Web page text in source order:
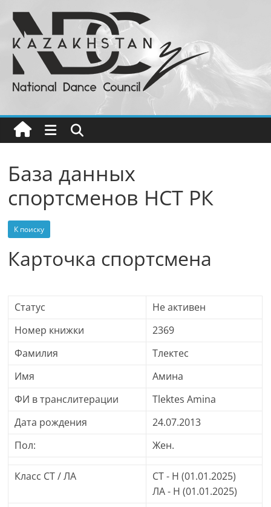
содержимому
Национальный
Совет
Танца
РК
Бальные
танцы
в
Казахстане
База данных
спортсменов НСТ РК
К поиску
Карточка спортсмена
Статус
Не активен
Номер книжки
2369
Фамилия
Тлектес
Имя
Амина
ФИ в транслитерации
Tlektes Amina
Дата рождения
24.07.2013
Пол:
Жен.
Класс СТ / ЛА
СТ - H (01.01.2025)
ЛА - H (01.01.2025)